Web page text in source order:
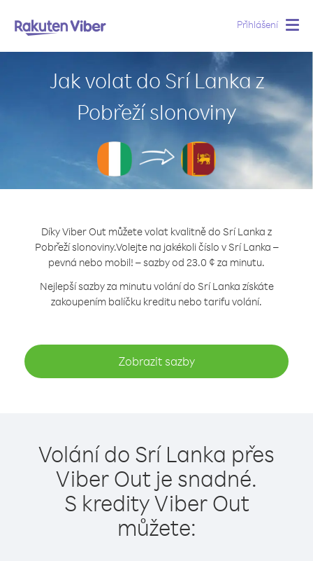
Přihlášení
Jak volat do Srí Lanka z
Pobřeží slonoviny
Díky Viber Out můžete volat kvalitně do Srí Lanka z
Pobřeží slonoviny.Volejte na jakékoli číslo v Srí Lanka –
pevná nebo mobil! – sazby od 23.0 ¢ za minutu.
Nejlepší sazby za minutu volání do Srí Lanka získáte
zakoupením balíčku kreditu nebo tarifu volání.
Zobrazit sazby
Volání do Srí Lanka přes
Viber Out je snadné.
S kredity Viber Out
můžete: